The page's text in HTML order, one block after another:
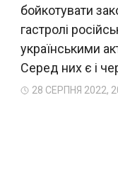
бойкотувати
гастролі
українськими
Серед них є і
28 СЕРПНЯ 2022,